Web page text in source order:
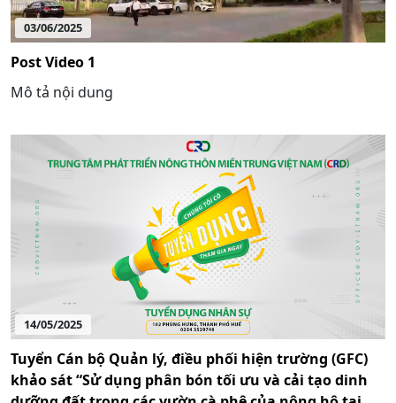
03/06/2025
Post Video 1
Mô tả nội dung
14/05/2025
Tuyển Cán bộ Quản lý, điều phối hiện trường (GFC)
khảo sát “Sử dụng phân bón tối ưu và cải tạo dinh